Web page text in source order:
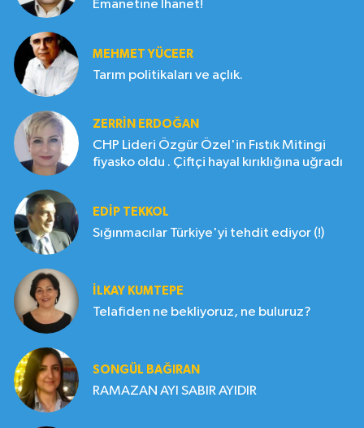
Emanetine İhanet!
MEHMET YÜCEER
Tarım politikaları ve açlık.
ZERRIN ERDOĞAN
CHP Lideri Özgür Özel'in Fıstık Mitingi
fiyasko oldu . Çiftçi hayal kırıklığına uğradı
EDIP TEKKOL
Sığınmacılar Türkiye'yi tehdit ediyor (!)
İLKAY KUMTEPE
Telafiden ne bekliyoruz, ne buluruz?
SONGÜL BAĞIRAN
RAMAZAN AYI SABIR AYIDIR